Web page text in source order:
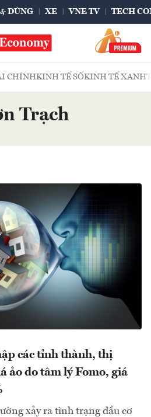
DÙNG XE VNE TV TECH
CHÍNHKINH TẾ SỐKINH TẾ XANH
Trạch
các tỉnh thành, thị
ảo do tâm lý Fomo, giá
xảy ra tình trạng đầu cơ